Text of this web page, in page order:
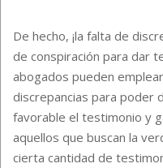
De hecho, ¡la falta de
de conspiración para dar
abogados pueden
discrepancias para poder
favorable el testimonio y
aquellos que buscan la
cierta cantidad de